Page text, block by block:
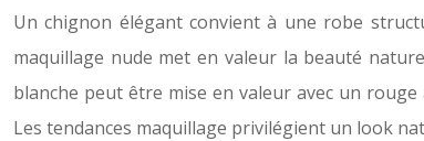
Un chignon élégant convient à une robe
maquillage nude met en valeur la beauté
blanche peut être mise en valeur avec un
Les tendances maquillage privilégient un look